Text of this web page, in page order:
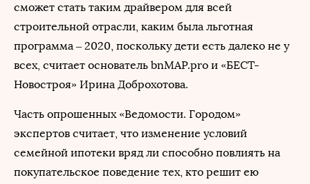
сможет стать таким драйвером для всей
строительной отрасли, каким была льготная
программа – 2020, поскольку дети есть далеко не у
всех, считает основатель bnMAP.pro и «БЕСТ-
Новостроя» Ирина Доброхотова.
Часть опрошенных «Ведомости. Городом»
экспертов считает, что изменение условий
семейной ипотеки вряд ли способно повлиять на
покупательское поведение тех, кто решит ею